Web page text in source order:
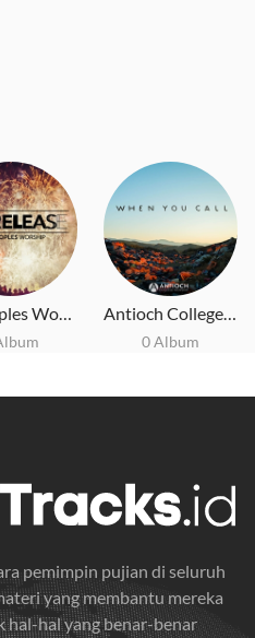
All Peoples Worship
0 Album
pemimpin pujian di seluruh
yang membantu mereka
hal-hal yang benar-benar